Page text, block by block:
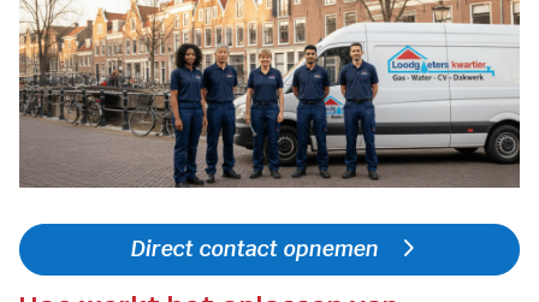
Direct contact opnemen